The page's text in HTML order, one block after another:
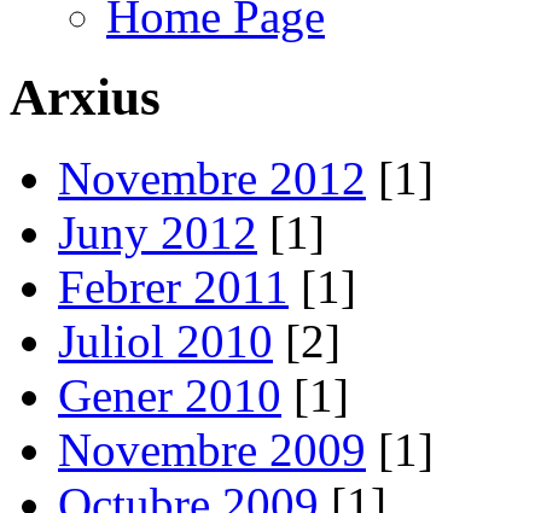
Home Page
Arxius
Novembre 2012 [1]
Juny 2012 [1]
Febrer 2011 [1]
Juliol 2010 [2]
Gener 2010 [1]
Novembre 2009 [1]